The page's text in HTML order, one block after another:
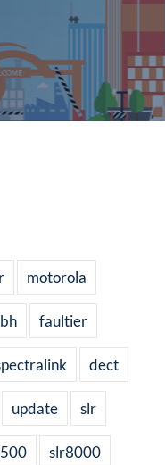
motorola
faultier
dect
update slr
slr8000